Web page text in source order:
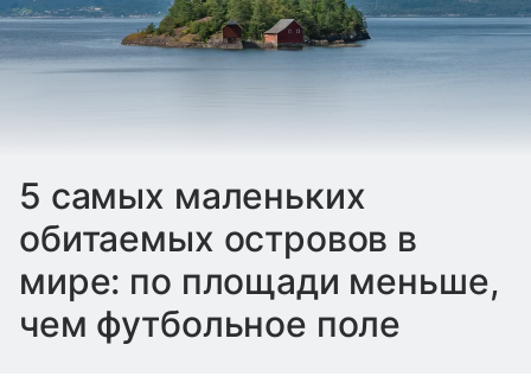
5 самых маленьких
обитаемых островов в
мире: по площади меньше,
чем футбольное поле